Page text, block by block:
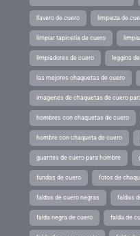
llavero de cuero limpieza de
limpiar tapiceria de cuero
limpiadores de cuero leggins
las mejores chaquetas de cuero
imagenes de chaquetas de cuero
hombres con chaquetas de cuero
hombre con chaqueta de cuero
guantes de cuero para hombre
fundas de cuero fotos de
faldas de cuero negras faldas
falda negra de cuero falda de